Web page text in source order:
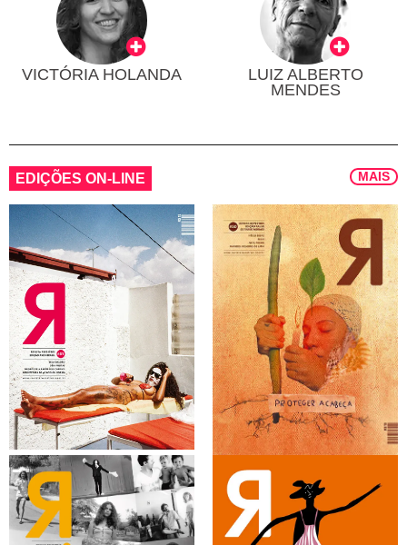
VICTÓRIA HOLANDA
LUIZ ALBERTO
MENDES
EDIÇÕES ON-LINE MAIS